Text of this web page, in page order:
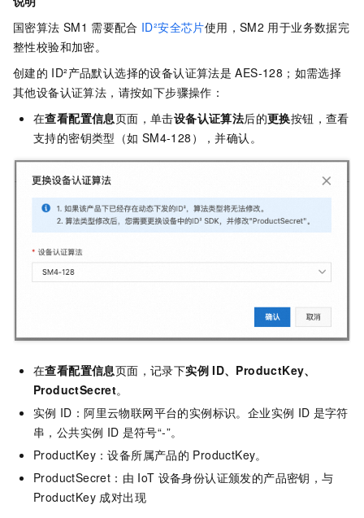
国密算法 SM1 需要配合 ID²安全芯片使用，SM2 用于业务数据完
整性校验和加密。
创建的 ID²产品默认选择的设备认证算法是 AES-128；如需选择
其他设备认证算法，请按如下步骤操作：
在查看配置信息页面，单击设备认证算法后的更换按钮，查看
支持的密钥类型（如 SM4-128），并确认。
在查看配置信息页面，记录下实例 ID、ProductKey、
ProductSecret。
实例 ID：阿里云物联网平台的实例标识。企业实例 ID 是字符
串，公共实例 ID 是符号“-”。
ProductKey：设备所属产品的 ProductKey。
ProductSecret：由 IoT 设备身份认证颁发的产品密钥，与
ProductKey 成对出现